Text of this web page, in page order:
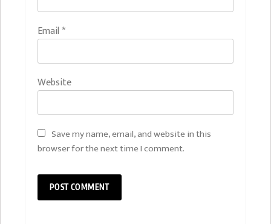
Email *
Website
Save my name, email, and website in this
browser for the next time I comment.